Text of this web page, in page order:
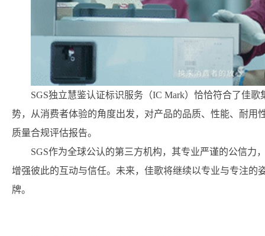
SGS独立慧鉴认证标识服务（IC Mark）恰恰符合了佳
势，从消费者体验的角度出发，对产品的品质、性能、耐
质量合规评估报告。
SGS作为全球公认的第三方机构，其专业严谨的公信
增强彼此的互动与信任。未来，佳歌将继续以专业与专注的
牌。